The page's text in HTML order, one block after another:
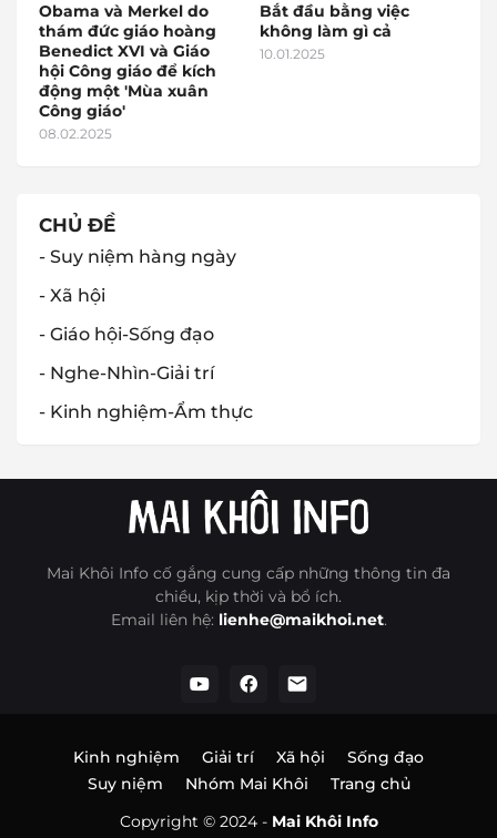
Obama và Merkel do
thám đức giáo hoàng
Benedict XVI và Giáo
hội Công giáo để kích
động một 'Mùa xuân
Công giáo'
08.02.2025
Bắt đầu bằng việc
không làm gì cả
10.01.2025
CHỦ ĐỀ
- Suy niệm hàng ngày
- Xã hội
- Giáo hội-Sống đạo
- Nghe-Nhìn-Giải trí
- Kinh nghiệm-Ẩm thực
Mai Khôi Info cố gắng cung cấp những thông tin đa
chiều, kịp thời và bổ ích.
Email liên hệ: lienhe@maikhoi.net.
Copyright © 2024 - Mai Khôi Info
Kinh nghiệm Giải trí Xã hội
Sống đạo
Suy niệm
Nhóm Mai Khôi Trang chủ